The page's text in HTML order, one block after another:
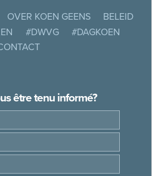
OVER KOEN GEENS
BELEID
#DWVG
#DAGKOEN
être tenu informé?